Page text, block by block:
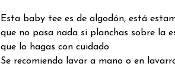
Esta baby tee es de algodón, está
que no pasa nada si planchas sobre la
que lo hagas con cuidado
Se recomienda lavar a mano o en